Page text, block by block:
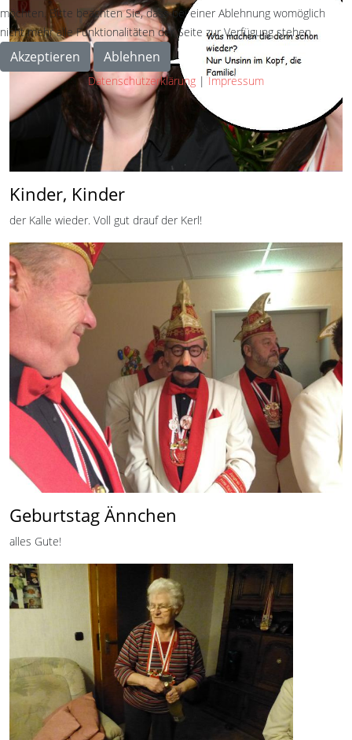
Kinder, Kinder
der Kalle wieder. Voll gut drauf der Kerl!
Geburtstag Ännchen
alles Gute!
möchten. Bitte beachten Sie, dass bei einer Ablehnung womöglich
nicht mehr alle Funktionalitäten der Seite zur Verfügung stehen.
Akzeptieren Ablehnen
Datenschutzerklärung |Impressum